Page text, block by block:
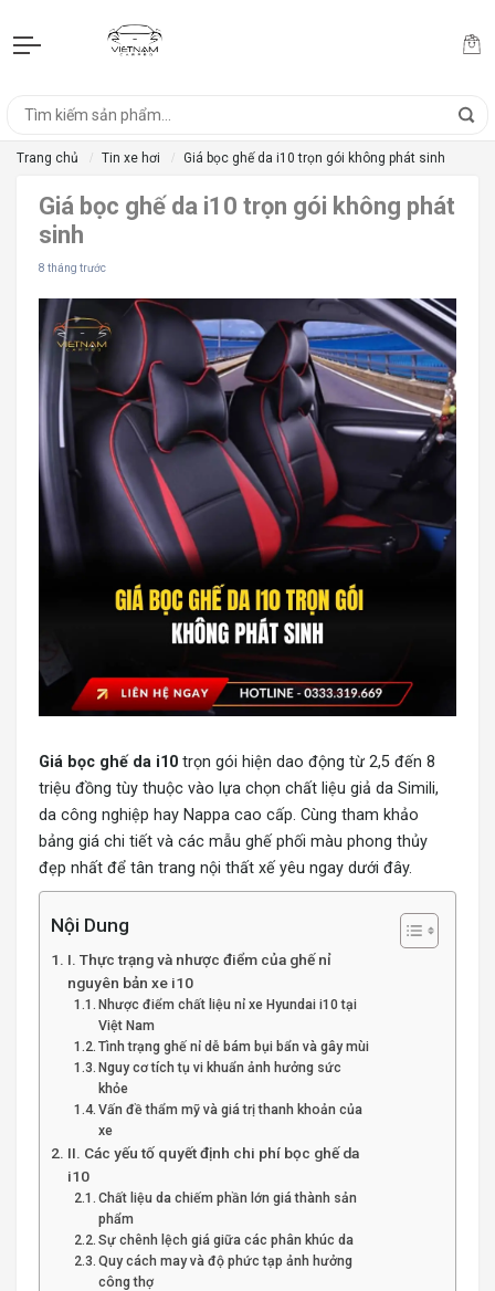
Trang chủ Tin xe hơi Giá bọc ghế da i10 trọn gói không phát sinh
Giá bọc ghế da i10 trọn gói không phát
sinh
8 tháng trước
Giá bọc ghế da i10 trọn gói hiện dao động từ 2,5 đến 8
triệu đồng tùy thuộc vào lựa chọn chất liệu giả da Simili,
da công nghiệp hay Nappa cao cấp. Cùng tham khảo
bảng giá chi tiết và các mẫu ghế phối màu phong thủy
đẹp nhất để tân trang nội thất xế yêu ngay dưới đây.
Nội Dung
I. Thực trạng và nhược điểm của ghế nỉ
nguyên bản xe i10
Nhược điểm chất liệu nỉ xe Hyundai i10 tại
Việt Nam
Tình trạng ghế nỉ dễ bám bụi bẩn và gây mùi
Nguy cơ tích tụ vi khuẩn ảnh hưởng sức
khỏe
Vấn đề thẩm mỹ và giá trị thanh khoản của
xe
II. Các yếu tố quyết định chi phí bọc ghế da
i10
Chất liệu da chiếm phần lớn giá thành sản
phẩm
Sự chênh lệch giá giữa các phân khúc da
Quy cách may và độ phức tạp ảnh hưởng
công thợ